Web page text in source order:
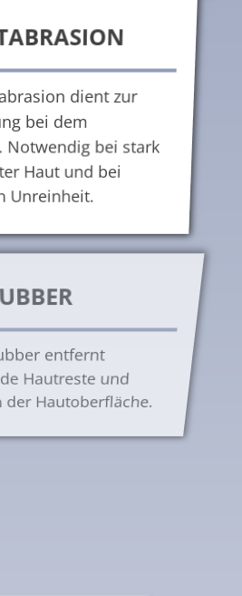
dient zur
bei dem
Notwendig bei stark
Haut und bei
Unreinheit.
entfernt
Hautreste und
der Hautoberfläche.